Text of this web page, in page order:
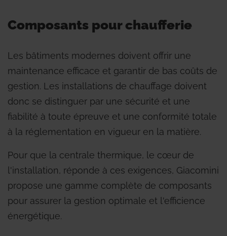
Composants pour chaufferie
Les bâtiments modernes doivent offrir une
maintenance efficace et garantir de bas coûts de
gestion. Les installations de chauffage doivent
donc se distinguer par une sécurité et une
fiabilité à toute épreuve et une conformité totale
à la réglementation en vigueur en la matière.
Pour que la centrale thermique, le cœur de
l'installation, réponde à ces exigences, Giacomini
propose une gamme complète de composants
pour assurer la gestion optimale et l'efficience
énergétique.